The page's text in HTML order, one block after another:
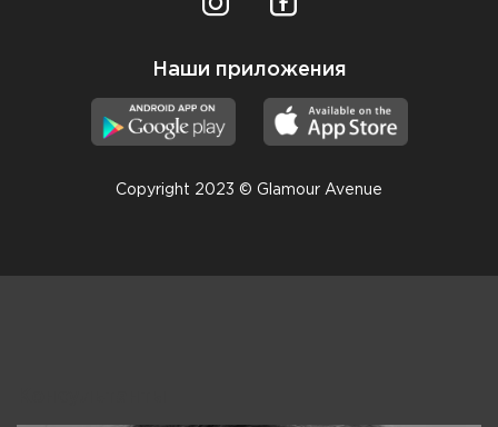
Наши приложения
Copyright 2023 © Glamour Avenue